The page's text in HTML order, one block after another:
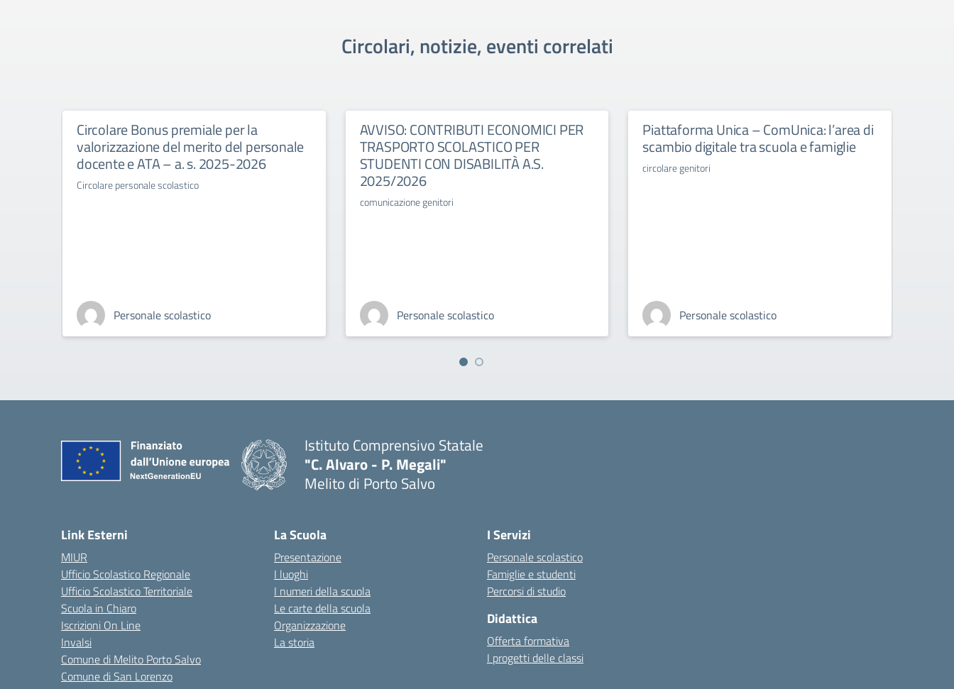
Circolari, notizie, eventi correlati
Circolare Bonus premiale per la
valorizzazione del merito del personale
docente e ATA – a. s. 2025-2026
Circolare personale scolastico
Personale scolastico
AVVISO: CONTRIBUTI ECONOMICI PER
TRASPORTO SCOLASTICO PER
STUDENTI CON DISABILITÀ A.S.
2025/2026
comunicazione genitori
Personale scolastico
Piattaforma Unica – ComUnica: l’area di
scambio digitale tra scuola e famiglie
circolare genitori
Personale scolastico
Istituto Comprensivo Statale
"C. Alvaro - P. Megali"
Melito di Porto Salvo
Link Esterni
MIUR
Ufficio Scolastico Regionale
Ufficio Scolastico Territoriale
Scuola in Chiaro
Iscrizioni On Line
Invalsi
Comune di Melito Porto Salvo
Comune di San Lorenzo
La Scuola
Presentazione
I luoghi
I numeri della scuola
Le carte della scuola
Organizzazione
La storia
I Servizi
Personale scolastico
Famiglie e studenti
Percorsi di studio
Didattica
Offerta formativa
I progetti delle classi